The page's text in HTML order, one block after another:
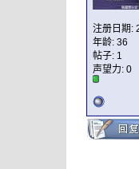
注册日期:
年龄: 36
帖子: 1
声望力: 0